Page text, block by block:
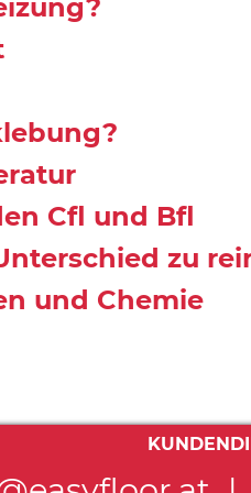
Cfl und Bfl
zu
und Chemie